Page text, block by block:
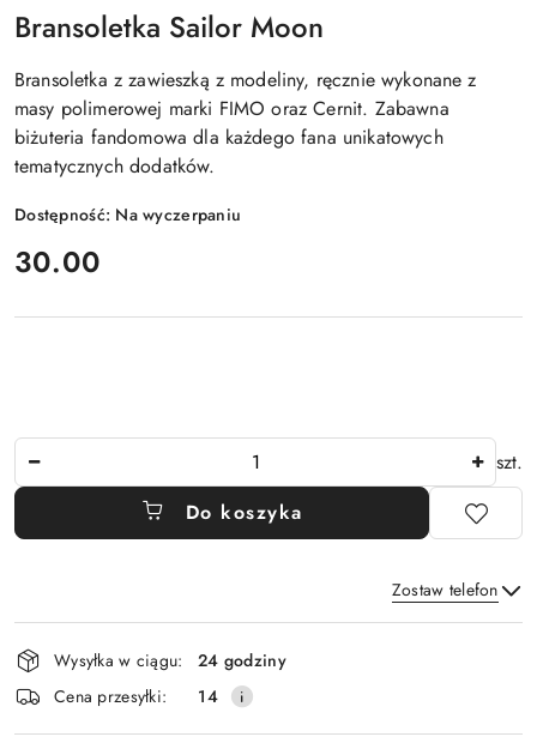
Bransoletka Sailor Moon
Bransoletka z zawieszką z modeliny, ręcznie wykonane z
masy polimerowej marki FIMO oraz Cernit. Zabawna
biżuteria fandomowa dla każdego fana unikatowych
tematycznych dodatków.
Dostępność: Na wyczerpaniu
cena:
30.00
szt.
Do koszyka
Zostaw telefon
Wyślij
Dostępność
i
dostawa
Wysyłka w ciągu:
24 godziny
Cena przesyłki:
14